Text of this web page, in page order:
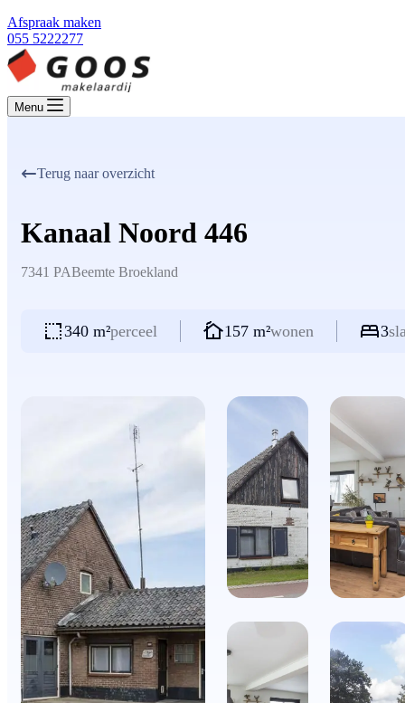
Afspraak maken
055 5222277
Menu
Terug naar overzicht
Kanaal Noord 446
7341 PABeemte Broekland
340 m²perceel 157 m²wonen 3